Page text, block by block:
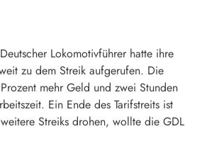
Lokomotivführer hatte ihre
zu dem Streik aufgerufen. Die
mehr Geld und zwei Stunden
Ein Ende des Tarifstreits ist
Streiks drohen, wollte die GDL